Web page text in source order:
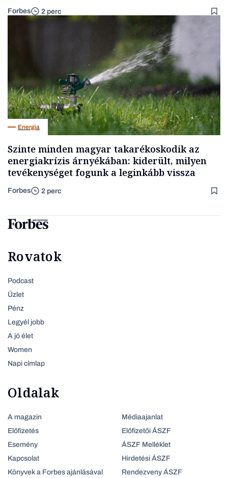
Forbes 2 perc
Energia
Szinte minden magyar takarékoskodik az
energiakrízis árnyékában: kiderült, milyen
tevékenységet fogunk a leginkább vissza
Forbes 2 perc
Rovatok
Podcast
Üzlet
Pénz
Legyél jobb
A jó élet
Women
Napi címlap
Oldalak
A magazin
Előfizetés
Esemény
Kapcsolat
Könyvek a Forbes ajánlásával
Médiaajanlat
Előfizetői ÁSZF
ÁSZF Melléklet
Hirdetési ÁSZF
Rendezveny ÁSZF